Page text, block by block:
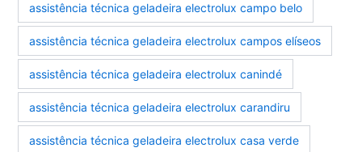
assistência técnica geladeira electrolux campo belo
assistência técnica geladeira electrolux campos elíseos
assistência técnica geladeira electrolux canindé
assistência técnica geladeira electrolux carandiru
assistência técnica geladeira electrolux casa verde